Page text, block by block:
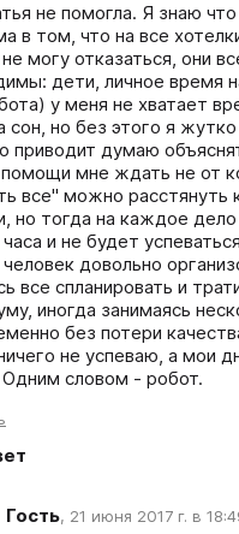
не помогла. Я знаю что
в том, что на все
могу отказаться, они
дети, личное время
у меня не хватает
сон, но без этого я
приводит думаю
мне ждать не от
все" можно расстянуть
но тогда на каждое
и не будет
человек довольно
все спланировать и
иногда занимаясь
без потери
не успеваю, а мои
Одним словом - робот.
Гость, 21 июня 2017 г. в